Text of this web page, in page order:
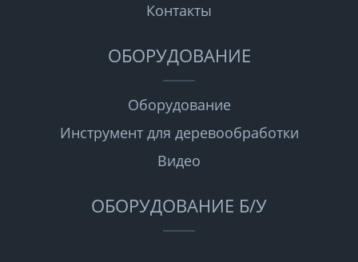
Контакты
ОБОРУДОВАНИЕ
Оборудование
Инструмент для деревообработки
Видео
ОБОРУДОВАНИЕ Б/У